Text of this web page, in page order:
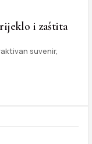
i zaštita
suvenir,